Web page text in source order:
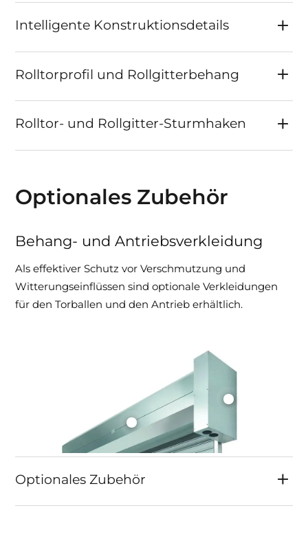
Intelligente Konstruktionsdetails
Rolltorprofil und Rollgitterbehang
Rolltor- und Rollgitter-Sturmhaken
Optionales Zubehör
Behang- und Antriebsverkleidung
Als effektiver Schutz vor Verschmutzung und
Witterungseinflüssen sind optionale Verkleidungen
für den Torballen und den Antrieb erhältlich.
Optionales Zubehör